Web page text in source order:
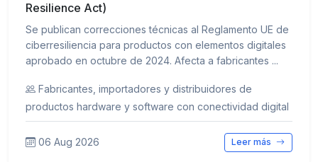
Resilience Act)
Se publican correcciones técnicas al Reglamento UE de
ciberresiliencia para productos con elementos digitales
aprobado en octubre de 2024. Afecta a fabricantes ...
Fabricantes, importadores y distribuidores de
productos hardware y software con conectividad digital
06 Aug 2026 Leer más